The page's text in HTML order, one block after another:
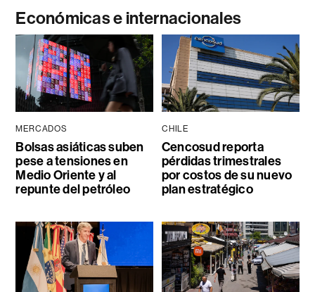
Económicas e internacionales
MERCADOS
Bolsas asiáticas suben
pese a tensiones en
Medio Oriente y al
repunte del petróleo
CHILE
Cencosud reporta
pérdidas trimestrales
por costos de su nuevo
plan estratégico